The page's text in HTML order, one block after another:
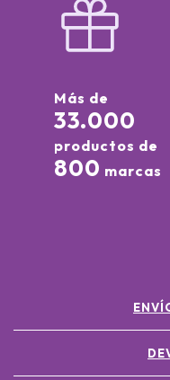
Más de
33.000
productos de
800 marcas